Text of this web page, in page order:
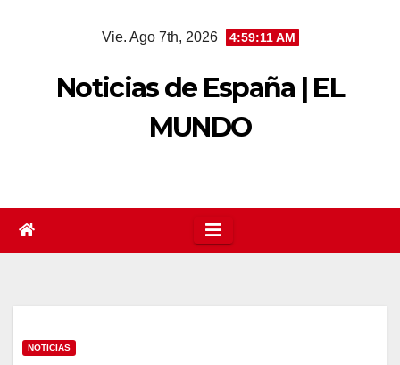
Vie. Ago 7th, 2026 4:59:12 AM
Noticias de España | EL
MUNDO
NOTICIAS